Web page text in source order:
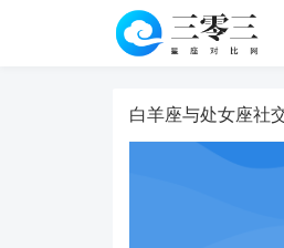
白羊座与处女座社